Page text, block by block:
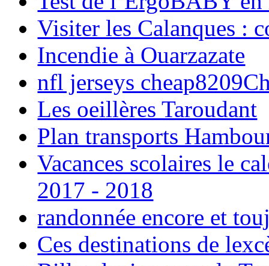
Visiter les Calanques :
Incendie à Ouarzazate
nfl jerseys
Les oeillères Taroudant
Plan transports
Vacances scolaires le
2017 - 2018
randonnée encore et
Ces destinations de